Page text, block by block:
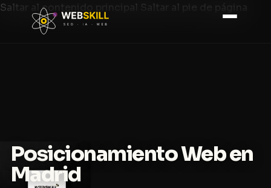
Saltar al contenido principal Saltar al pie de página
Posicionamiento Web en
Madrid